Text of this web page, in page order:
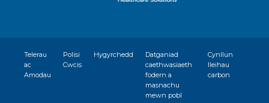
Telerau
ac
Amodau
Polisi
Cwcis
Hygyrchedd
Datganiad
caethwasiaeth
fodern a
masnachu
mewn pobl
Cynllun
lleihau
carbon